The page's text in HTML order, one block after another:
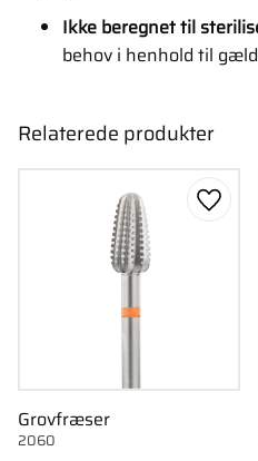
Ikke beregnet til
behov i henhold til
Relaterede produkter
Grovfræser
2060
Gem